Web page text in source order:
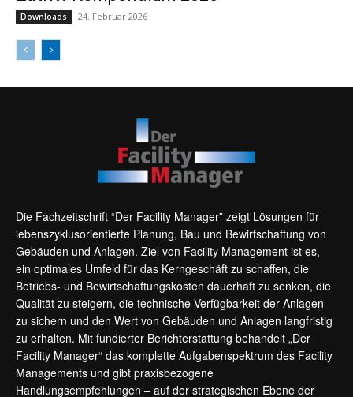
Downloads 24. Februar 2026
Die Fachzeitschrift “Der Facility Manager” zeigt Lösungen für
lebenszyklusorientierte Planung, Bau und Bewirtschaftung von
Gebäuden und Anlagen. Ziel von Facility Management ist es,
ein optimales Umfeld für das Kerngeschäft zu schaffen, die
Betriebs- und Bewirtschaftungskosten dauerhaft zu senken, die
Qualität zu steigern, die technische Verfügbarkeit der Anlagen
zu sichern und den Wert von Gebäuden und Anlagen langfristig
zu erhalten. Mit fundierter Berichterstattung behandelt „Der
Facility Manager“ das komplette Aufgabenspektrum des Facility
Managements und gibt praxisbezogene
Handlungsempfehlungen – auf der strategischen Ebene der